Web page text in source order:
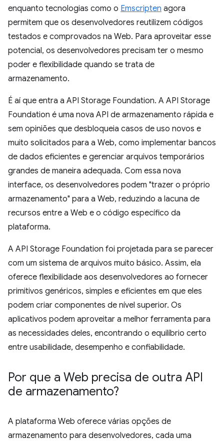
enquanto tecnologias como o Emscripten agora
permitem que os desenvolvedores reutilizem códigos
testados e comprovados na Web. Para aproveitar esse
potencial, os desenvolvedores precisam ter o mesmo
poder e flexibilidade quando se trata de
armazenamento.
É aí que entra a API Storage Foundation. A API Storage
Foundation é uma nova API de armazenamento rápida e
sem opiniões que desbloqueia casos de uso novos e
muito solicitados para a Web, como implementar bancos
de dados eficientes e gerenciar arquivos temporários
grandes de maneira adequada. Com essa nova
interface, os desenvolvedores podem "trazer o próprio
armazenamento" para a Web, reduzindo a lacuna de
recursos entre a Web e o código específico da
plataforma.
A API Storage Foundation foi projetada para se parecer
com um sistema de arquivos muito básico. Assim, ela
oferece flexibilidade aos desenvolvedores ao fornecer
primitivos genéricos, simples e eficientes em que eles
podem criar componentes de nível superior. Os
aplicativos podem aproveitar a melhor ferramenta para
as necessidades deles, encontrando o equilíbrio certo
entre usabilidade, desempenho e confiabilidade.
Por que a Web precisa de outra API
de armazenamento?
A plataforma Web oferece várias opções de
armazenamento para desenvolvedores, cada uma